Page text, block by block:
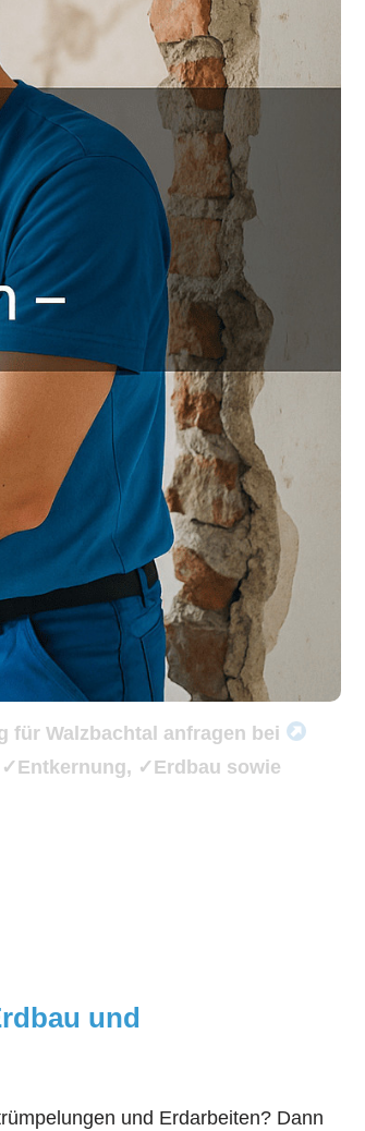
Walzbachtal anfragen bei
✓Erdbau sowie
und
und Erdarbeiten? Dann